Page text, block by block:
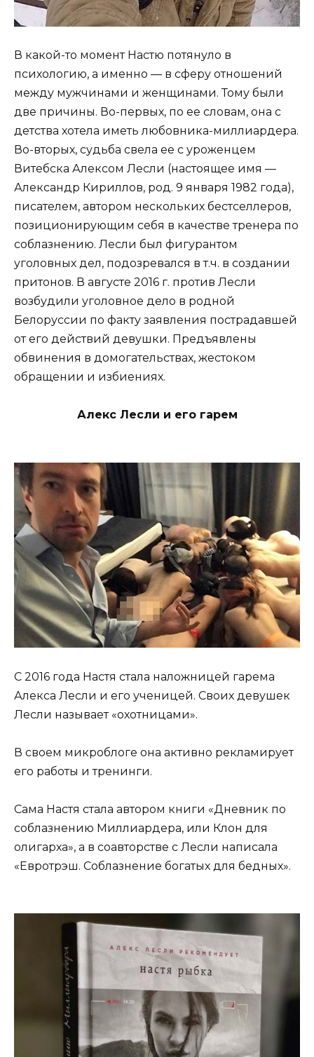
В какой-то момент Настю потянуло в
психологию, а именно — в сферу отношений
между мужчинами и женщинами. Тому были
две причины. Во-первых, по ее словам, она с
детства хотела иметь любовника-миллиардера.
Во-вторых, судьба свела ее с уроженцем
Витебска Алексом Лесли (настоящее имя —
Александр Кириллов, род. 9 января 1982 года),
писателем, автором нескольких бестселлеров,
позиционирующим себя в качестве тренера по
соблазнению. Лесли был фигурантом
уголовных дел, подозревался в т.ч. в создании
притонов. В августе 2016 г. против Лесли
возбудили уголовное дело в родной
Белоруссии по факту заявления пострадавшей
от его действий девушки. Предъявлены
обвинения в домогательствах, жестоком
обращении и избиениях.
Алекс Лесли и его гарем
С 2016 года Настя стала наложницей гарема
Алекса Лесли и его ученицей. Своих девушек
Лесли называет «охотницами».
В своем микроблоге она активно рекламирует
его работы и тренинги.
Сама Настя стала автором книги «Дневник по
соблазнению Миллиардера, или Клон для
олигарха», а в соавторстве с Лесли написала
«Евротрэш. Соблазнение богатых для бедных».